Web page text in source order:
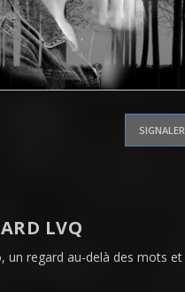
LVQ
un regard au-delà des mots